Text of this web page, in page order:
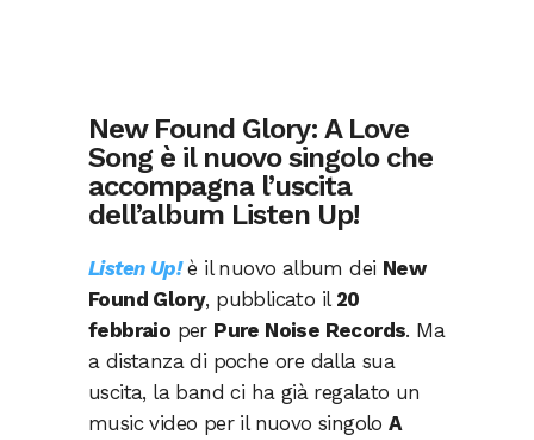
New Found Glory: A Love
Song è il nuovo singolo che
accompagna l’uscita
dell’album Listen Up!
Listen Up!è il nuovo album dei New
Found Glory, pubblicato il 20
febbraio per Pure Noise Records. Ma
a distanza di poche ore dalla sua
uscita, la band ci ha già regalato un
music video per il nuovo singoloA